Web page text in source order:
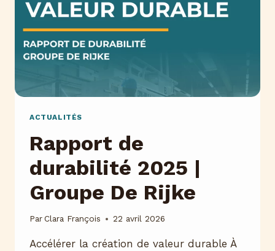
ACTUALITÉS
Rapport de
durabilité 2025 |
Groupe De Rijke
ParClara François 22 avril 2026
Accélérer la création de valeur durable À